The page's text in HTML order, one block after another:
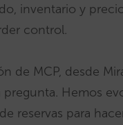
inventario y
control.
de MCP, desde
pregunta. Hemos
reservas para